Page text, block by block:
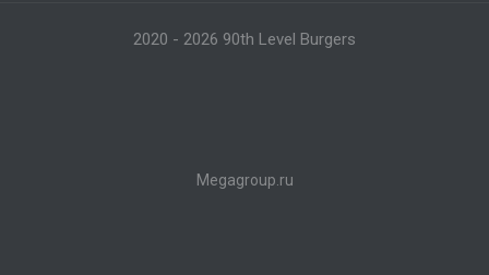
2020 - 2026 90th Level Burgers
Megagroup.ru